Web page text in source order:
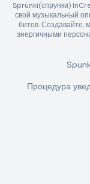
Sprunki(спрунки)
свой музыкальный
битов. Создавайте,
энергичными
Процедура